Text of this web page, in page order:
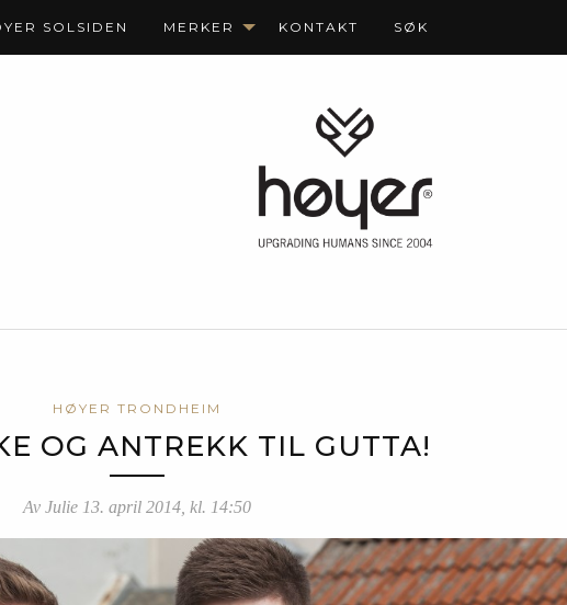
SOLSIDEN MERKER KONTAKT SØK
HØYER TRONDHEIM
OG ANTREKK TIL GUTTA!
Av Julie 13. april 2014, kl. 14:50